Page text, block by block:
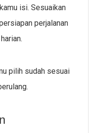
isi. Sesuaikan
perjalanan
pilih sudah sesuai